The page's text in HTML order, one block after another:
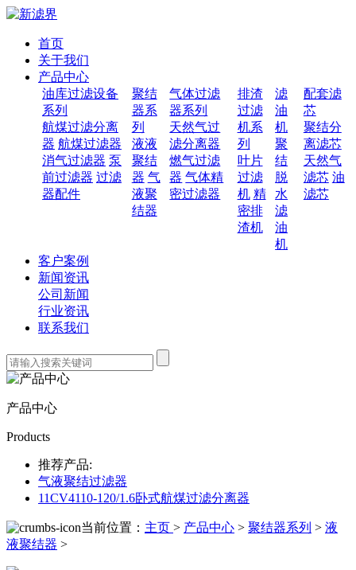
首页
关于我们
产品中心
油库过滤设备
系列
航煤过滤分离
器 航煤过滤器
消气过滤器 泵
前过滤器 过滤
器配件
聚结
器系
列
液液
聚结
器 气
液聚
结器
气体过滤
器系列
天然气过
滤分离器
燃气过滤
器 气体精
密过滤器
排渣
过滤
机系
列
叶片
过滤
机 精
密排
渣机
滤
油
机
聚
结
脱
水
滤
油
机
配套滤
芯
聚结分
离滤芯
天然气
滤芯 油
滤芯
客户案例
新闻资讯
公司新闻
行业资讯
联系我们
产品中心
Products
推荐产品:
气液聚结过滤器
11CV4110-120/1.6卧式航煤过滤分离器
当前位置： 主页 > 产品中心 > 聚结器系列 > 液
液聚结器 >